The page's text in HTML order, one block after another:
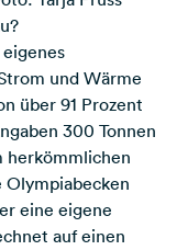
und Wärme
über 91 Prozent
300 Tonnen
herkömmlichen
Olympiabecken
eine eigene
auf einen